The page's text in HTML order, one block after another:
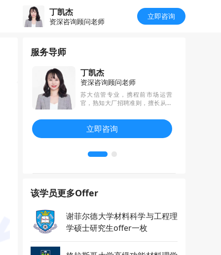
丁凯杰
资深咨询顾问老师
立即咨询
服务导师
丁凯杰
资深咨询顾问老师
苏大信管专业，携程前市场运营
官，熟知大厂招聘准则，擅长从职
请专业，超六成学生拿到港三新
二，英国qs前50录取，专业，细
致，耐心和爱专研的服务精神深受
立即咨询
该学员更多Offer
谢菲尔德大学材料科学与工程理
学硕士研究生offer一枚